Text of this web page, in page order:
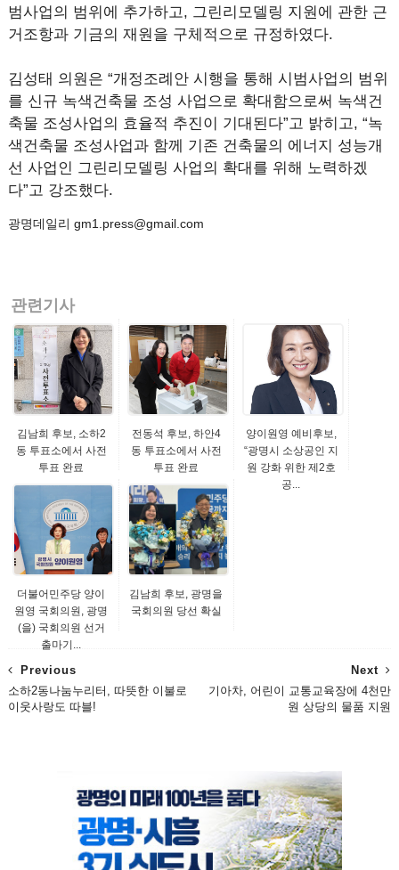
범사업의 범위에 추가하고, 그린리모델링 지원에 관한 근
거조항과 기금의 재원을 구체적으로 규정하였다.
김성태 의원은 “개정조례안 시행을 통해 시범사업의 범위
를 신규 녹색건축물 조성 사업으로 확대함으로써 녹색건
축물 조성사업의 효율적 추진이 기대된다”고 밝히고, “녹
색건축물 조성사업과 함께 기존 건축물의 에너지 성능개
선 사업인 그린리모델링 사업의 확대를 위해 노력하겠
다”고 강조했다.
광명데일리 gm1.press@gmail.com
관련기사
김남희 후보, 소하2
동 투표소에서 사전
투표 완료
전동석 후보, 하안4
동 투표소에서 사전
투표 완료
양이원영 예비후보,
“광명시 소상공인 지
원 강화 위한 제2호
공...
더불어민주당 양이
원영 국회의원, 광명
(을) 국회의원 선거
출마기...
김남희 후보, 광명을
국회의원 당선 확실
Next
기아차, 어린이 교통교육장에 4천만
원 상당의 물품 지원
Previous
소하2동나눔누리터, 따뜻한 이불로
이웃사랑도 따블!